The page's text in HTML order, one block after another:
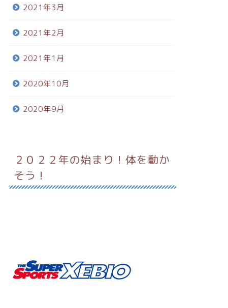
2021年3月
2021年2月
2021年1月
2020年10月
2020年9月
２０２２年の始まり！体を動か
そう！